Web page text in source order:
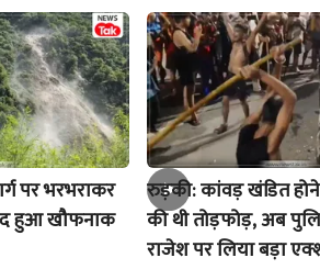
पर भरभराकर
हुआ खौफनाक
रुड़की: कांवड़ खंडित
की थी तोड़फोड़, अब
राजेश पर लिया बड़ा